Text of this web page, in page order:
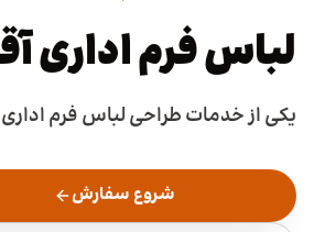
لباس فرم اداری
یکی از خدمات طراحی لباس فرم اداری
شروع سفارش